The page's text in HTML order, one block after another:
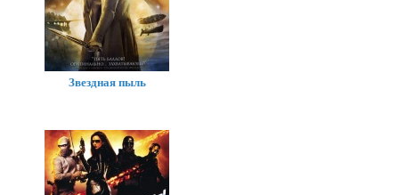
Звездная пыль